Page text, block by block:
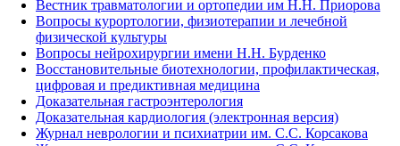
Вестник травматологии и ортопедии им Н.Н. Приорова
Вопросы курортологии, физиотерапии и лечебной
физической культуры
Вопросы нейрохирургии имени Н.Н. Бурденко
Восстановительные биотехнологии, профилактическая,
цифровая и предиктивная медицина
Доказательная гастроэнтерология
Доказательная кардиология (электронная версия)
Журнал неврологии и психиатрии им. С.С. Корсакова